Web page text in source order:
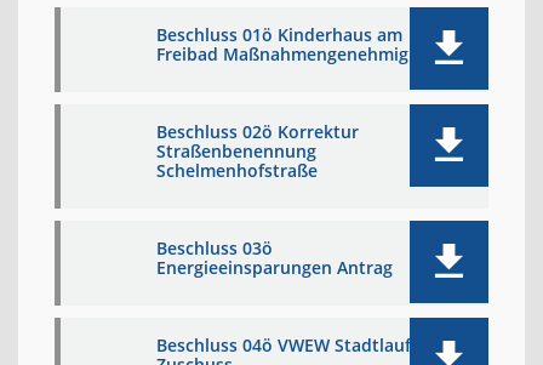
Beschluss 01ö Kinderhaus am
Freibad Maßnahmengenehmigung
Beschluss 02ö Korrektur
Straßenbenennung
Schelmenhofstraße
Beschluss 03ö
Energieeinsparungen Antrag
Beschluss 04ö VWEW Stadtlauf